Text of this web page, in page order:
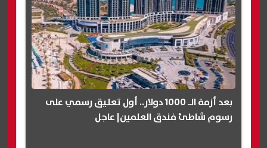
بعد أزمة الـ 1000 دولار.. أول تعليق رسمي على
رسوم شاطئ فندق العلمين| عاجل